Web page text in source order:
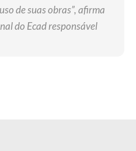
de suas obras”, afirma
do Ecad responsável